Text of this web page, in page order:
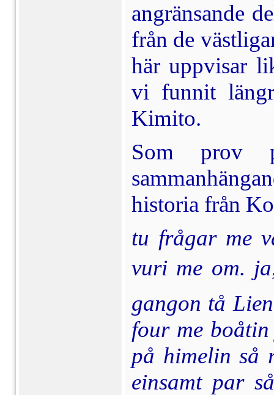
angränsande
från de
här uppvisar
vi funnit
Kimito.
Som prov
historia från
tu frågar me
vuri me om.
gangon tå
four me
på himelin så
einsamt par